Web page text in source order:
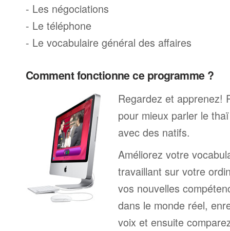
- Les négociations
- Le téléphone
- Le vocabulaire général des affaires
Comment fonctionne ce programme ?
Regardez et apprenez!
pour mieux parler le
avec des natifs.
Améliorez votre
travaillant sur votre
vos nouvelles
dans le monde réel,
voix et ensuite